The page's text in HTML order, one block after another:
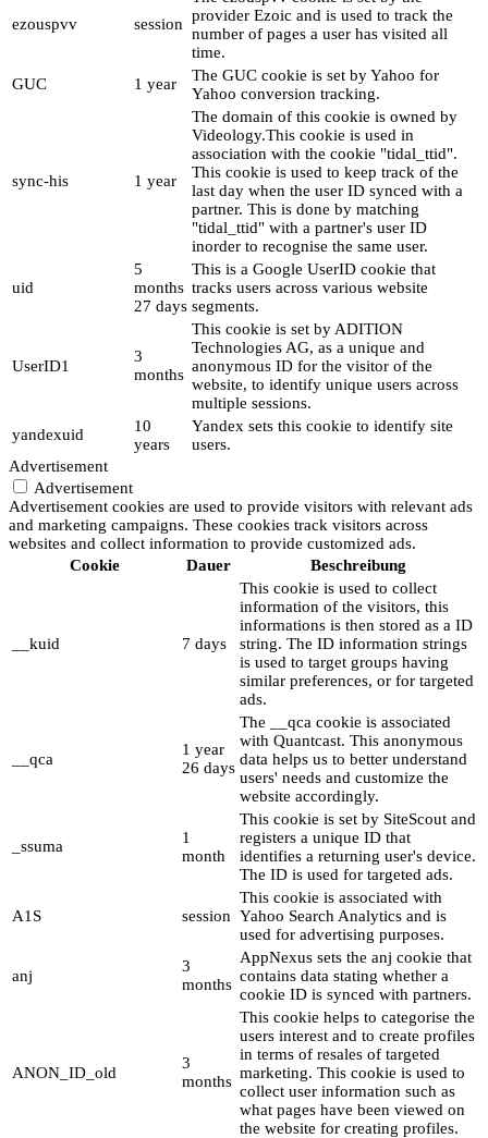
ezouspvv session provider Ezoic and is used to track the
number of pages a user has visited all
time.
GUC
1 year
The GUC cookie is set by Yahoo for
Yahoo conversion tracking.
sync-his 1 year
The domain of this cookie is owned by
Videology.This cookie is used in
association with the cookie "tidal_ttid".
This cookie is used to keep track of the
last day when the user ID synced with a
partner. This is done by matching
"tidal_ttid" with a partner's user ID
inorder to recognise the same user.
uid
5
months
27 days
This is a Google UserID cookie that
tracks users across various website
segments.
UserID1
3
months
This cookie is set by ADITION
Technologies AG, as a unique and
anonymous ID for the visitor of the
website, to identify unique users across
multiple sessions.
yandexuid
10
years
Yandex sets this cookie to identify site
users.
Advertisement
Advertisement
Advertisement cookies are used to provide visitors with relevant ads
and marketing campaigns. These cookies track visitors across
websites and collect information to provide customized ads.
Cookie
Dauer Beschreibung
__kuid 7 days
This cookie is used to collect
information of the visitors, this
informations is then stored as a ID
string. The ID information strings
is used to target groups having
similar preferences, or for targeted
ads.
__qca
1 year
26 days
The __qca cookie is associated
with Quantcast. This anonymous
data helps us to better understand
users' needs and customize the
website accordingly.
_ssuma
1
month
This cookie is set by SiteScout and
registers a unique ID that
identifies a returning user's device.
The ID is used for targeted ads.
A1S session
This cookie is associated with
Yahoo Search Analytics and is
used for advertising purposes.
anj
3
months
AppNexus sets the anj cookie that
contains data stating whether a
cookie ID is synced with partners.
ANON_ID_old
3
months
This cookie helps to categorise the
users interest and to create profiles
in terms of resales of targeted
marketing. This cookie is used to
collect user information such as
what pages have been viewed on
the website for creating profiles.